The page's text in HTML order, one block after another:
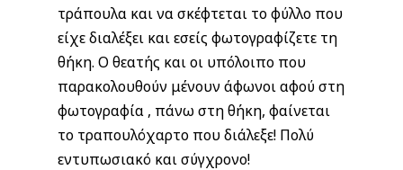
τράπουλα και να σκέφτεται το φύλλο που
είχε διαλέξει και εσείς φωτογραφίζετε τη
θήκη. Ο θεατής και οι υπόλοιπο που
παρακολουθούν μένουν άφωνοι αφού στη
φωτογραφία , πάνω στη θήκη, φαίνεται
το τραπουλόχαρτο που διάλεξε! Πολύ
εντυπωσιακό και σύγχρονο!